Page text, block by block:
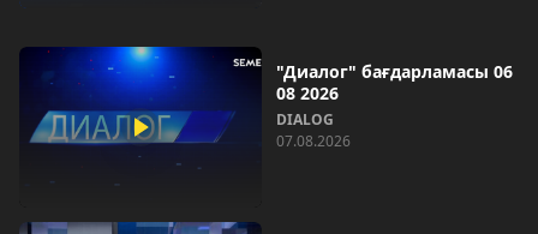
"Диалог" бағдарламасы 06
08 2026
DIALOG
07.08.2026